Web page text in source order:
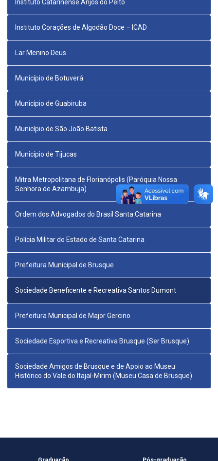
Instituto Catarinense Anjos do Peito
Instituto Corações de Algodão Doce – ICAD
Lar Menino Deus
Município de Botuverá
Município de Guabiruba
Município de São João Batista
Município de Tijucas
Mitra Metropolitana de Florianópolis (Paróquia Nossa
Senhora de Azambuja)
Ordem dos Advogados do Brasil Santa Catarina
Polícia Militar do Estado de Santa Catarina
Prefeitura Municipal de Brusque
Sociedade Beneficente e Recreativa Santos Dumont
Prefeitura Municipal de Major Gercino
Sociedade Esportiva e Recreativa Brusque (Ser Brusque)
Sociedade Amigos de Brusque e de Apoio ao Museu
Histórico do Vale do Itajaí-Mirim (Museu Casa de Brusque)